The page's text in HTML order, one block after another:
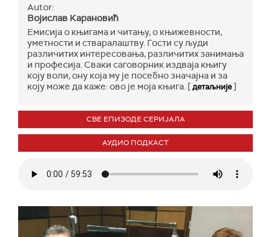
Autor:
Војислав Карановић
Емисија о књигама и читању, о књижевности,
уметности и стваралаштву. Гости су људи
различитих интересовања, различитих занимања
и професија. Сваки саговорник издваја књигу
коју воли, ону која му је посебно значајна и за
коју може да каже: ово је моја књига. [детаљније]
СВЕ ЕПИЗОДЕ СЕРИЈАЛА
АУДИО ПОДКАСТ